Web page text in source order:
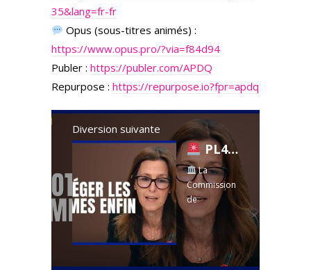
35&lang=fr-fr
Opus (sous-titres animés) :
https://www.opus.pro/?via=f84d94
Publer : https://publer.com/APDQ
Repurpose : https://repurpose.io?fpr=apdq
Diversion suivante
PL4 : enfin une loi pour stopper les féminicides au Québec?
La
Commission
de
l'aménagem
ent du
territoire
entame les